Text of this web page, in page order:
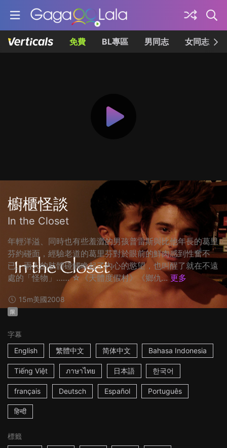
免費 BL專區 男同志 女同志
櫥櫃怪談
In the Closet
年輕洋溢、同時也有些羞澀的男孩普雷斯與比他年長的葛里
芬約碰面，經驗老道的葛里芬對於眼前的鮮肉感到性奮不
已。兩人的肢體碰觸喚起了內心的慾望，也叫醒了就在不遠
處的「怪物」…… ☆《天體度假村》《鄉仇... 更多
15m美國2008
限
字幕
English
繁體中文 简体中文 Bahasa Indonesia
Tiếng Việt ภาษาไทย 日本語 한국어
français Deutsch Español Português
हिन्दी
標籤